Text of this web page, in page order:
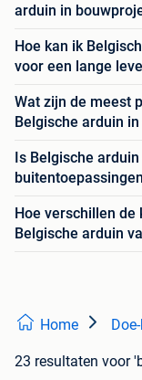
arduin in
Hoe kan ik
voor een lange
Wat zijn de meest
Belgische arduin
Is Belgische
Hoe verschillen
Belgische arduin
Home
23 resultaten voor